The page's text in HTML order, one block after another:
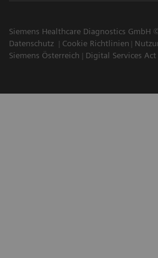
Siemens Healthcare Diagnostics GmbH
Datenschutz
Cookie Richtlinien
Siemens Österreich
Digital Services Act